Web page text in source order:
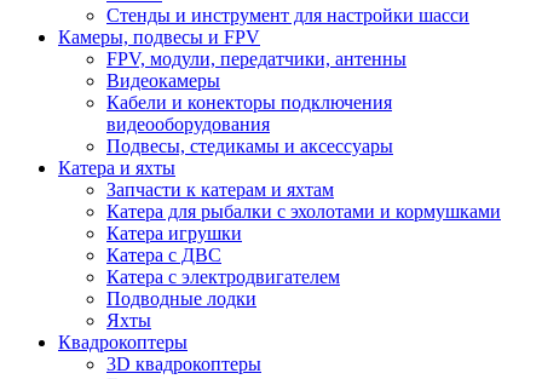
Стенды и инструмент для настройки шасси
Камеры, подвесы и FPV
FPV, модули, передатчики, антенны
Видеокамеры
Кабели и конекторы подключения
видеооборудования
Подвесы, стедикамы и аксессуары
Катера и яхты
Запчасти к катерам и яхтам
Катера для рыбалки с эхолотами и кормушками
Катера игрушки
Катера с ДВС
Катера с электродвигателем
Подводные лодки
Яхты
Квадрокоптеры
3D квадрокоптеры